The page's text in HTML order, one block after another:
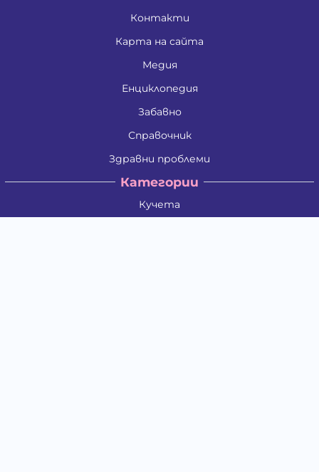
Контакти
Карта на сайта
Медия
Енциклопедия
Забавно
Справочник
Здравни проблеми
Категории
Кучета